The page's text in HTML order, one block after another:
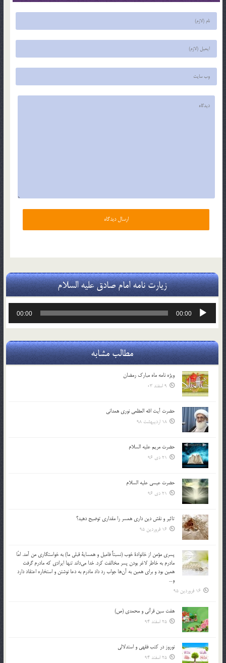
زیارت نامه امام صادق علیه السلام
پخش‌کننده
00:00
00:00
مطالب مشابه
ویژه نامه ماه مبارک رمضان
9 اسفند 03
حضرت آیت الله العظمی نوری همدانی
18 اردیبهشت 98
حضرت مریم علیه السلام
21 دی 96
حضرت عیسی علیه السلام
21 دی 96
تاثير و نقش دين داري همسر را مقداري توضيح دهيد؟
16 فروردین 95
پسري مؤمن از خانوادة خوب (نسبتاً فاميل و همساية قبلي ما) به خواستگاري من آمد. امّا
مادرم به خاطر لاغر بودن پسر مخالفت كرد. خدا مي‌داند تنها ايرادي كه مادرم گرفت
همين بود و براي همين به آن‌ها جواب رد داد مادرم به دعا نوشتن و استخاره اعتقاد دارد
و…
16 فروردین 95
هفت سین قرآنی و محمدی (ص)
25 اسفند 94
نوروز در كتب فقهى و استدلالى‏
25 اسفند 94